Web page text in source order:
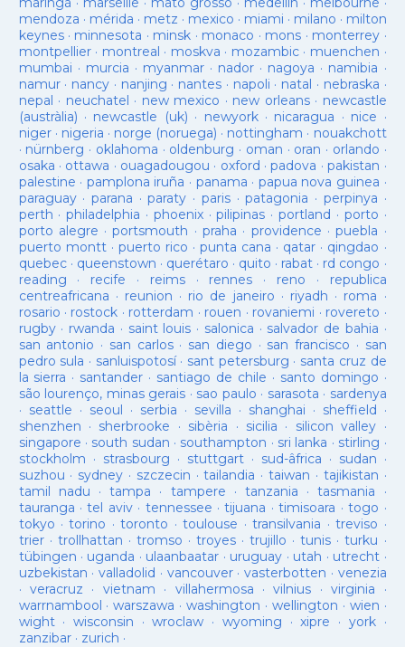
mendoza · mérida · metz · mexico · miami · milano · milton
keynes· minnesota · minsk · monaco · mons · monterrey ·
montpellier· montreal · moskva · mozambic· muenchen ·
mumbai · murcia · myanmar· nador · nagoya · namibia ·
namur· nancy · nanjing · nantes · napoli · natal · nebraska ·
nepal · neuchatel · new mexico · new orleans· newcastle
(austràlia) · newcastle (uk) · newyork· nicaragua · nice ·
niger· nigeria · norge (noruega) · nottingham · nouakchott
· nürnberg · oklahoma · oldenburg · oman · oran · orlando ·
osaka · ottawa · ouagadougou · oxford ·padova ·pakistan ·
palestine · pamplona iruña · panama · papua nova guinea ·
paraguay· parana ·paraty · paris·patagonia · perpinya ·
perth ·philadelphia · phoenix·pilipinas ·portland · porto ·
porto alegre ·portsmouth ·praha · providence ·puebla ·
puerto montt· puerto rico ·punta cana · qatar · qingdao ·
quebec· queenstown · querétaro · quito · rabat · rd congo ·
reading · recife · reims· rennes · reno · republica
centreafricana · reunion · rio de janeiro · riyadh · roma ·
rosario · rostock · rotterdam · rouen · rovaniemi · rovereto ·
rugby· rwanda · saint louis · salonica · salvador de bahia ·
san antonio · san carlos· san diego · san francisco · san
pedro sula · sanluispotosí· sant petersburg · santa cruz de
la sierra · santander · santiago de chile · santo domingo ·
são lourenço, minas gerais · sao paulo · sarasota · sardenya
· seattle · seoul · serbia · sevilla · shanghai · sheffield ·
shenzhen · sherbrooke · sibèria · sicilia · silicon valley ·
singapore · south sudan · southampton · sri lanka · stirling ·
stockholm · strasbourg · stuttgart· sud-âfrica · sudan ·
suzhou · sydney · szczecin ·tailandia ·taiwan · tajikistan ·
tamil nadu ·tampa · tampere · tanzania ·tasmania ·
tauranga ·tel aviv· tennessee ·tijuana ·timisoara ·togo ·
tokyo ·torino ·toronto ·toulouse ·transilvania ·treviso ·
trier· trollhattan · tromso · troyes·trujillo ·tunis ·turku ·
tübingen · uganda · ulaanbaatar · uruguay · utah · utrecht ·
uzbekistan · valladolid · vancouver· vasterbotten · venezia
· veracruz · vietnam · villahermosa ·vilnius ·virginia ·
warrnambool ·warszawa ·washington · wellington · wien ·
wight· wisconsin ·wroclaw · wyoming ·xipre · york·
zanzibar· zurich ·